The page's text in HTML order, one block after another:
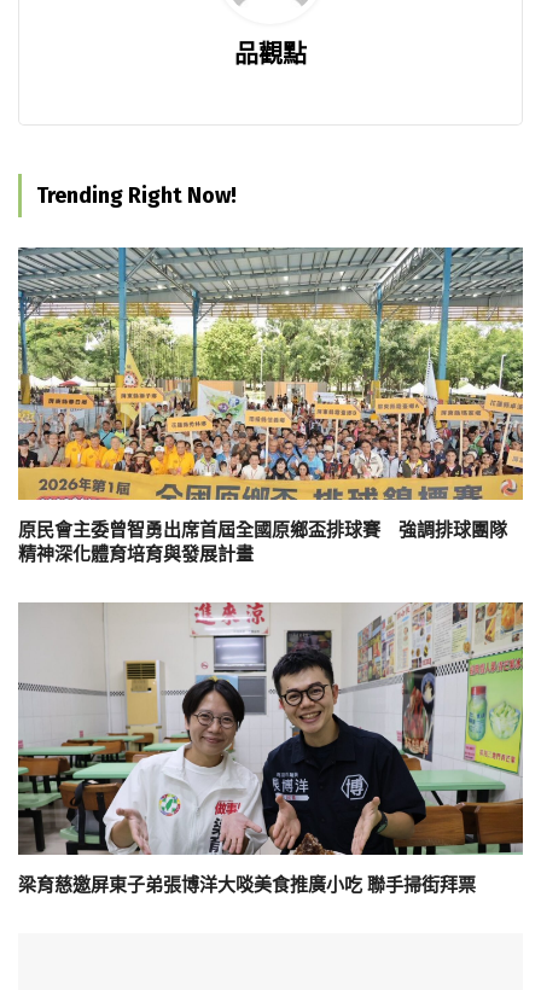
品觀點
Trending Right Now!
原民會主委曾智勇出席首屆全國原鄉盃排球賽 強調排球團隊
精神深化體育培育與發展計畫
梁育慈邀屏東子弟張博洋大啖美食推廣小吃 聯手掃街拜票